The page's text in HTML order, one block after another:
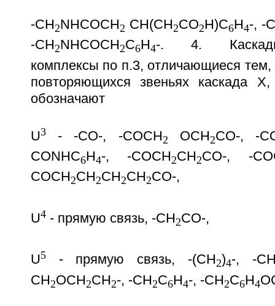
-CH2NHCOCH2 CH(CH2CO2H)C6H4-, -
-CH2NHCOCH2C6H4-. 4.
комплексы по п.3, отличающиеся
повторяющихся звеньях каскада
обозначают
U3- -CO-, -COCH2 OCH2CO-, -
CONHC6H4-, -COCH2CH2CO-, -
COCH2CH2CH2CH2CO-,
U4- прямую связь, -CH2CO-,
U5- прямую связь, -(CH2)4-, -
CH2OCH2CH2-, -CH2C6H4-, -CH2C6H4